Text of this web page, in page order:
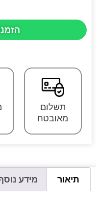
תשלום
מאובטח
תיאור מידע